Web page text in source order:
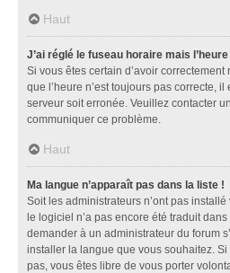
Haut
J’ai réglé le fuseau horaire mais
Si vous êtes certain d’avoir
que l’heure n’est toujours pas correcte,
serveur soit erronée. Veuillez contacter
communiquer ce problème.
Haut
Ma langue n’apparaît pas dans la liste !
Soit les administrateurs n’ont pas
le logiciel n’a pas encore été traduit
demander à un administrateur du forum
installer la langue que vous souhaitez. Si
pas, vous êtes libre de vous porter